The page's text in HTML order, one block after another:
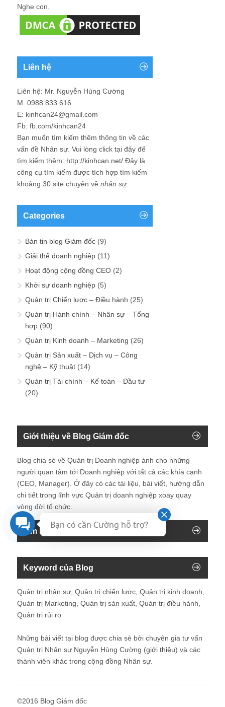
Nghe con.
Liên hệ
Liên hệ: Mr. Nguyễn Hùng Cường
M: 0988 833 616
E: kinhcan24@gmail.com
Fb: fb.com/kinhcan24
Bạn muốn tìm kiếm thêm thông tin về các
vấn đề Nhân sự . Vui lòng click tại đây để
tìm kiếm thêm: http://kinhcan.net/ Đây là
công cụ tìm kiếm được tích hợp tìm kiếm
khoảng 30 site chuyên về nhân sự.
Categories
Bản tin blog Giám đốc (9)
Giải thể doanh nghiệp (11)
Hoạt động cộng đồng CEO (2)
Khởi sự doanh nghiệp (5)
Quản trị Chiến lược – Điều hành (25)
Quản trị Hành chính – Nhân sự – Tổng
hợp (90)
Quản trị Kinh doanh – Marketing (26)
Quản trị Sản xuất – Dịch vụ – Công
nghệ – Kỹ thuật (14)
Quản trị Tài chính – Kế toán – Đầu tư
(20)
Giới thiệu về Blog Giám đốc
Blog chia sẻ về Quản trị Doanh nghiệp ành cho những
người quan tâm tới Doanh nghiệp với tất cả các khía cạnh
(CEO, Manager). Ở đây có các tài liệu, bài viết, hướng dẫn
chi tiết trong lĩnh vực Quản trị doanh nghiệp xoay quay
vòng đời tổ chức.
Tìm kiếm trên blog
Keyword của Blog
Quản trị nhân sự, Quản trị chiến lược, Quản trị kinh doanh,
Quản trị Marketing, Quản trị sản xuất, Quản trị điều hành,
Quản trị rủi ro
Những bài viết tại blog được chia sẻ bởi chuyên gia tư vấn
Quản trị Nhân sự Nguyễn Hùng Cường (giới thiệu) và các
thành viên khác trong cộng đồng Nhân sự.
©2016 Blog Giám đốc
Bạn có cần Cường hỗ trợ?